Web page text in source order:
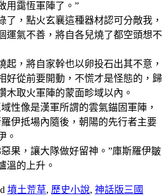
用靄恆軍陣了。”
了，點火玄襄這種器材認可分敵我，
運氣不善，將自各兒燒了都空頭想不
起，將自家幹也以卵投石出其不意，
好從前要開動，不慌才是怪態的，歸
木取火軍陣的蒙面畛域以內。
性像是漢軍所謂的雲氣錨固軍陣，
伊抵場內隨後，朝陽的先行者主要
。
果，讓大隊做好留神。”庫斯羅伊皺
溫的上升。
墳土荒草, 歷史小說, 神話版三國